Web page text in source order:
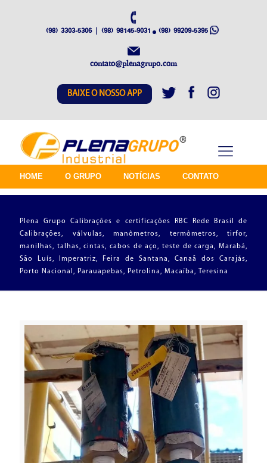
(98) 3303-5306 | (98) 98145-9031 (98) 99209-5395
contato@plenagrupo.com
BAIXE O NOSSO APP
HOME O GRUPO NOTÍCIAS CONTATO
Plena Grupo Calibrações e certificações RBC Rede Brasil de
Calibrações, válvulas, manômetros, termômetros, tirfor,
manilhas, talhas, cintas, cabos de aço, teste de carga, Marabá,
São Luís, Imperatriz, Feira de Santana, Canaã dos Carajás,
Porto Nacional, Parauapebas, Petrolina, Macaíba, Teresina